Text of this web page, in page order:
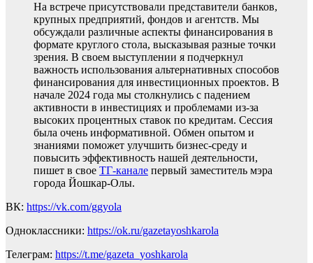
На встрече присутствовали представители банков,
крупных предприятий, фондов и агентств. Мы
обсуждали различные аспекты финансирования в
формате круглого стола, высказывая разные точки
зрения. В своем выступлении я подчеркнул
важность использования альтернативных способов
финансирования для инвестиционных проектов. В
начале 2024 года мы столкнулись с падением
активности в инвестициях и проблемами из-за
высоких процентных ставок по кредитам. Сессия
была очень информативной. Обмен опытом и
знаниями поможет улучшить бизнес-среду и
повысить эффективность нашей деятельности,
пишет в свое ТГ-канале первый заместитель мэра
города Йошкар-Олы.
ВК: https://vk.com/ggyola
Одноклассники: https://ok.ru/gazetayoshkarola
Телеграм: https://t.me/gazeta_yoshkarola